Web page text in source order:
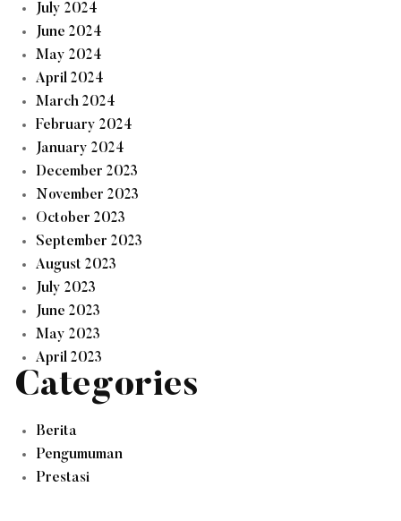
July 2024
June 2024
May 2024
April 2024
March 2024
February 2024
January 2024
December 2023
November 2023
October 2023
September 2023
August 2023
July 2023
June 2023
May 2023
April 2023
Categories
Berita
Pengumuman
Prestasi